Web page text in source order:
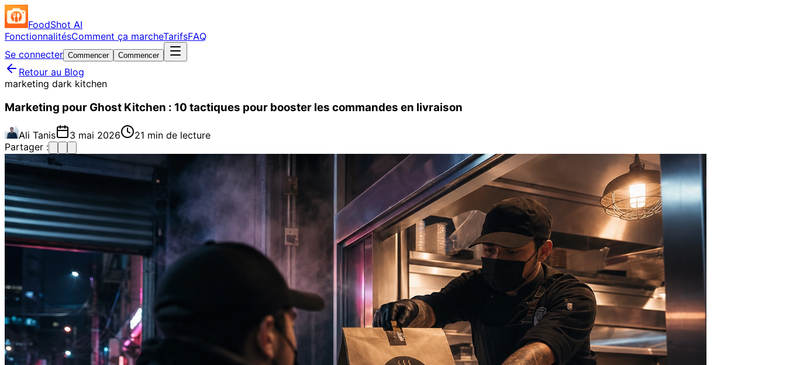
FoodShot AI
FonctionnalitésComment ça marcheTarifsFAQ
Se connecter Commencer Commencer
Retour au Blog
marketing dark kitchen
Marketing pour Ghost Kitchen : 10 tactiques pour booster les commandes en livraison
Ali Tanis 3 mai 2026
21 min de lecture
Partager :